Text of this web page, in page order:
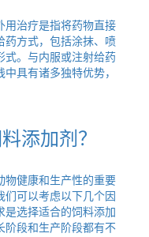
用治疗是指将药物直接
药方式，包括涂抹、喷
式。与内服或注射给药
具有诸多独特优势，
添加剂？
物健康和生产性的重要
可以考虑以下几个因
选择适合的饲料添加
阶段和生产阶段都有不